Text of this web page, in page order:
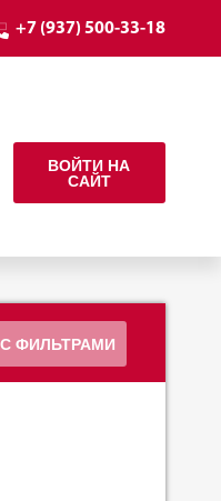
+7 (937) 500-33-18
ВОЙТИ НА
САЙТ
ФИЛЬТРАМИ